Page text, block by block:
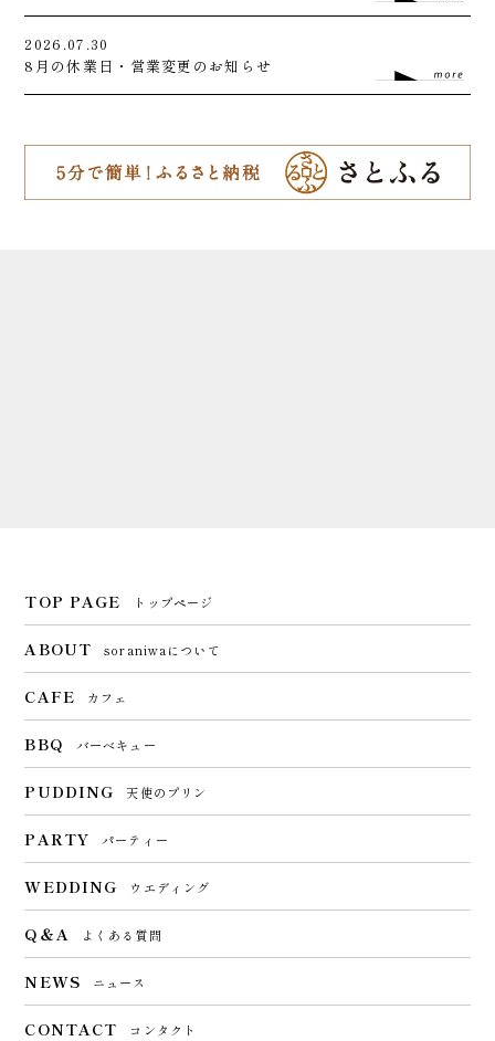
2026.07.30
8月の休業日・営業変更のお知らせ
TOP PAGE トップページ
ABOUT soraniwaについて
CAFE カフェ
BBQ バーベキュー
PUDDING 天使のプリン
PARTY パーティー
WEDDING ウエディング
Q＆A よくある質問
NEWS ニュース
CONTACT コンタクト